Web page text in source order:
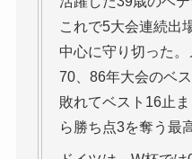
これで5大会連続出
中心に守り切った
70、86年大会のベ
敗れてベスト16止
ら勝ち点3を奪う最